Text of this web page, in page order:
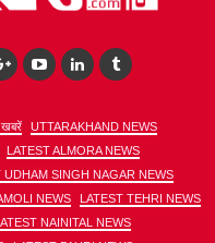
खबरें
UTTARAKHAND NEWS
LATEST ALMORA NEWS
UDHAM SINGH NAGAR NEWS
NEWS
LATEST TEHRI NEWS
NAINITAL NEWS